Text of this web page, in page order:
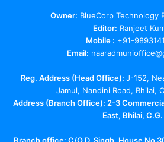
Owner: BlueCorp Technology
Editor: Ranjeet
Mobile : +91-
Email:
Reg. Address (Head Office): J-152,
Jamul, Nandini Road, Bhilai,
Address (Branch Office): 2-3
East, Bhilai, C.G.